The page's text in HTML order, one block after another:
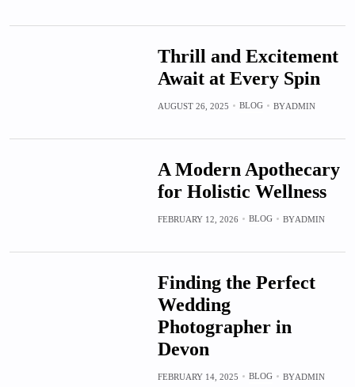
Thrill and Excitement
Await at Every Spin
AUGUST 26, 2025 BLOG BYADMIN
A Modern Apothecary
for Holistic Wellness
FEBRUARY 12, 2026 BLOG BYADMIN
Finding the Perfect
Wedding
Photographer in
Devon
FEBRUARY 14, 2025 BLOG BYADMIN